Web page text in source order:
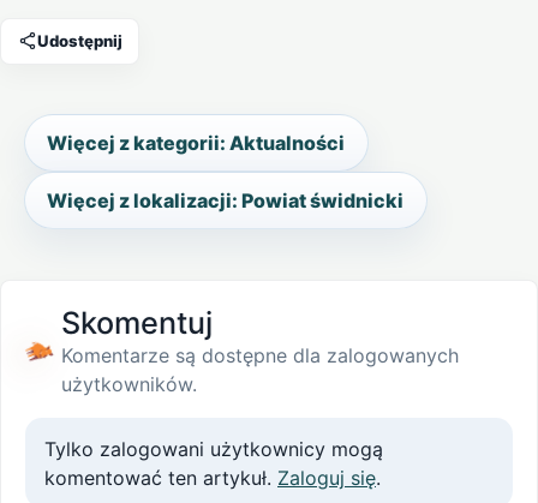
Udostępnij
Więcej z kategorii: Aktualności
Więcej z lokalizacji: Powiat świdnicki
Skomentuj
Komentarze są dostępne dla zalogowanych
użytkowników.
Tylko zalogowani użytkownicy mogą
komentować ten artykuł. Zaloguj się.